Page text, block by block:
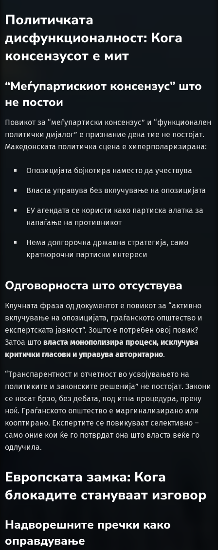
Политичката
дисфункционалност: Кога
консензусот е мит
“Меѓупартискиот консензус” што
не постои
Повикот за “меѓупартиски консензус” и “функционален
политички дијалог” е признание дека тие не постојат.
Македонската политичка сцена е хиперполаризирана:
Опозицијата бојкотира наместо да учествува
Власта управува без вклучување на опозицијата
ЕУ агендата се користи како партиска алатка за
напаѓање на противникот
Нема долгорочна државна стратегија, само
краткорочни партиски интереси
Одговорноста што отсуствува
Клучната фраза од документот е повикот за “активно
вклучување на опозицијата, граѓанското општество и
експертската јавност”. Зошто е потребен овој повик?
Затоа што власта монополизира процеси, исклучува
критички гласови и управува авторитарно.
“Транспарентност и отчетност во усвојувањето на
политиките и законските решенија” не постојат. Закони
се носат брзо, без дебата, под итна процедура, преку
ноќ. Граѓанското општество е маргинализирано или
кооптирано. Експертите се повикуваат селективно –
само оние кои ќе го потврдат она што власта веќе го
одлучила.
Европската замка: Кога
блокадите стануваат изговор
Надворешните пречки како
оправдување